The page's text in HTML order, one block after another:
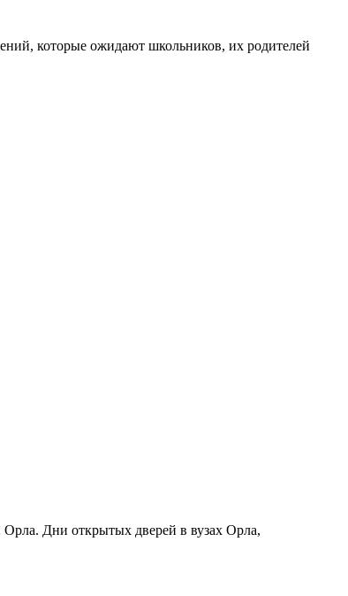
которые ожидают школьников, их родителей
Орла. Дни открытых дверей в вузах Орла,